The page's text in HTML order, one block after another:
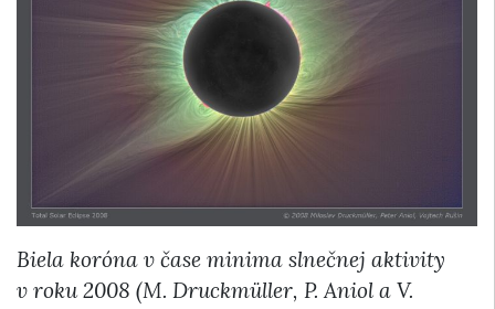
Biela koróna v čase minima slnečnej aktivity
v roku 2008 (M. Druckmüller, P. Aniol a V.